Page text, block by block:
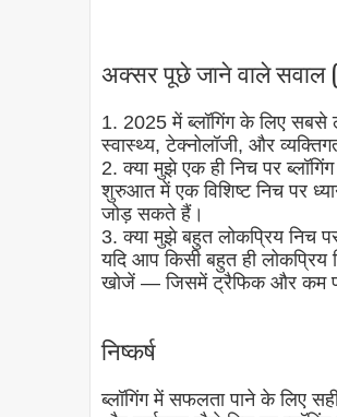
अक्सर पूछे जाने वाले सवाल
1. 2025 में ब्लॉगिंग के लिए सबसे
स्वास्थ्य, टेक्नोलॉजी, और
2. क्या मुझे एक ही निच पर
शुरुआत में एक विशिष्ट निच पर
जोड़ सकते हैं।
3. क्या मुझे बहुत लोकप्रिय निच पर
यदि आप किसी बहुत ही लोकप्रिय
खोजें — जिसमें ट्रैफिक और कम
निष्कर्ष
ब्लॉगिंग में सफलता पाने के लिए